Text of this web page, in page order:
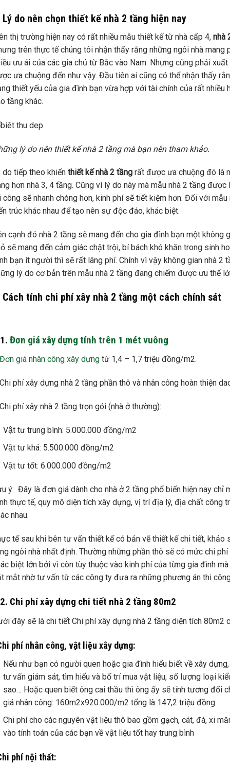
Lý do nên chọn thiết kế nhà 2 tầng hiện nay
thị trường hiện nay có rất nhiều mẫu thiết kế từ nhà cấp 4, nhà
trên thực tế chúng tôi nhận thấy rằng những ngôi nhà
ưu ái của các gia chủ từ Bắc vào Nam. Nhưng cũng phải
ưa chuộng đến như vậy. Đầu tiên ai cũng có thể nhận thấy
thiết yếu của gia đình bạn vừa hợp với tài chính của rất nhiều
tầng khác.
lý do nên thiết kế nhà 2 tầng mà bạn nên tham khảo.
do tiếp theo khiến thiết kế nhà 2 tầng rất được ưa chuộng đó là
hơn nhà 3, 4 tầng. Cũng vì lý do này mà mẫu nhà 2 tầng
công sẽ nhanh chóng hơn, kinh phí sẽ tiết kiệm hơn. Đối với
trúc khác nhau để tạo nên sự độc đáo, khác biệt.
cạnh đó nhà 2 tầng sẽ mang đến cho gia đình bạn một không
sẽ mang đến cảm giác chật trội, bí bách khó khăn trong sinh
bạn ít người thì sẽ rất lãng phí. Chính vì vậy không gian nhà 2
lý do cơ bản trên mẫu nhà 2 tầng đang chiếm được ưu thế
Cách tính chi phí xây nhà 2 tầng một cách chính sát
Đơn giá xây dựng tính trên 1 mét vuông
Đơn giá nhân công xây dựng từ 1,4 – 1,7 triệu đồng/m2.
phí xây dựng nhà 2 tầng phần thô và nhân công hoàn thiện
phí xây nhà 2 tầng trọn gói (nhà ở thường):
Vật tư trung bình: 5.000.000 đồng/m2
Vật tư khá: 5.500.000 đồng/m2
Vật tư tốt: 6.000.000 đồng/m2
ý: Đây là đơn giá dành cho nhà ở 2 tầng phổ biến hiện nay chỉ
thực tế, quy mô diện tích xây dựng, vị trí địa lý, địa chất công
nhau.
tế sau khi bên tư vấn thiết kế có bản vẽ thiết kế chi tiết,
ngôi nhà nhất định. Thường những phần thô sẽ có mức chi
biệt lớn bởi vì còn tùy thuộc vào kinh phí của từng gia đình
mắt nhờ tư vấn từ các công ty đưa ra những phương án thi
Chi phí xây dựng chi tiết nhà 2 tầng 80m2
đây sẽ là chi tiết Chi phí xây dựng nhà 2 tầng diện tích 80m2
phí nhân công, vật liệu xây dựng:
Nếu như bạn có người quen hoặc gia đình hiểu biết về xây
tư vấn giám sát, tìm hiểu và bố trí mua vật liệu, số lượng loại
sao… Hoặc quen biết ông cai thầu thì ông ấy sẽ tính tương đối
giá nhân công: 160m2x920.000/m2 tổng là 147,2 triệu đồng.
Chi phí cho các nguyên vật liệu thô bao gồm gạch, cát, đá, xi
vào tính toán của các bạn về vật liệu tốt hay trung bình
phí nội thất: